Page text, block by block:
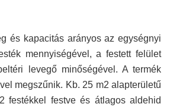
és kapacitás arányos az egységnyi
mennyiségével, a festett felület
levegő minőségével. A termék
megszűnik. Kb. 25 m2 alapterületű
festékkel festve és átlagos aldehid